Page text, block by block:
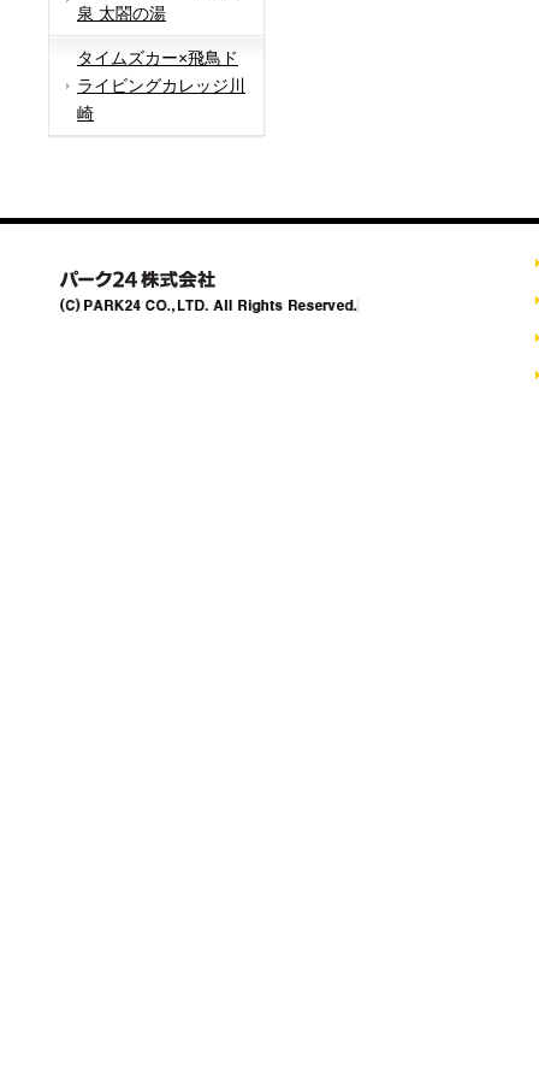
泉 太閤の湯
タイムズカー×飛鳥ド
ライビングカレッジ川
崎